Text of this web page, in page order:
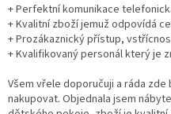
+ Perfektní komunikace
+ Kvalitní zboží jemuž odpovídá
+ Prozákaznický přístup,
+ Kvalifikovaný personál který je
Všem vřele doporučuji a ráda
nakupovat. Objednala jsem